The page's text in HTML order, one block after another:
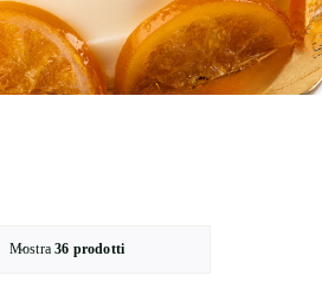
Mostra36 prodotti